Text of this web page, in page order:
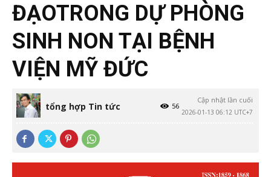
ĐẠOTRONG DỰ PHÒNG
SINH NON TẠI BỆNH
VIỆN MỸ ĐỨC
tổng hợp Tin tức
Cập nhật lần cuối
2026-01-13 06:12 UTC+7
56